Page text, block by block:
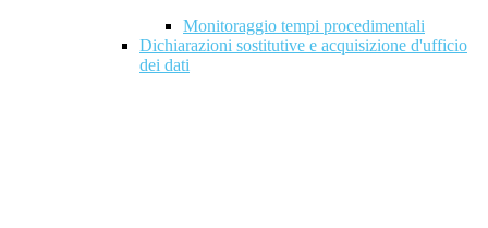
Monitoraggio tempi procedimentali
Dichiarazioni sostitutive e acquisizione d'ufficio
dei dati